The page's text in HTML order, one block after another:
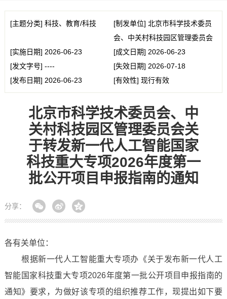
[主题分类] 科技、教育/科技 [制发单位] 北京市科学技术委员
会、中关村科技园区管理委员会
[实施日期] 2026-06-23 [成文日期] 2026-06-23
[发文字号] ---- [失效日期] 2026-07-18
[发布日期] 2026-06-23 [有效性] 现行有效
北京市科学技术委员会、中
关村科技园区管理委员会关
于转发新一代人工智能国家
科技重大专项2026年度第一
批公开项目申报指南的通知
分享：
各有关单位：
根据新一代人工智能重大专项办《关于发布新一代人工
智能国家科技重大专项2026年度第一批公开项目申报指南的
通知》要求，为做好该专项的组织推荐工作，现提出如下要